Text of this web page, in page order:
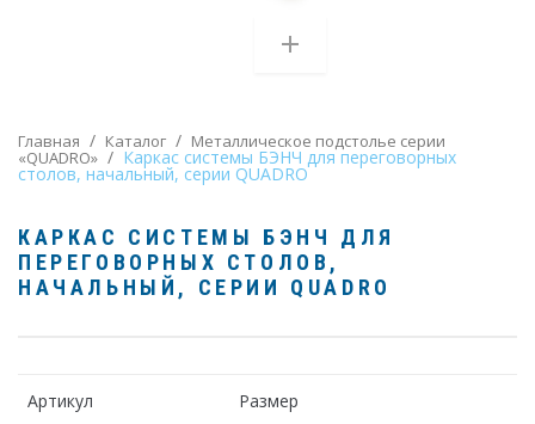
Главная / Каталог / Металлическое подстолье серии
«QUADRO» / Каркас системы БЭНЧ для переговорных
столов, начальный, серии QUADRO
КАРКАС СИСТЕМЫ БЭНЧ ДЛЯ
ПЕРЕГОВОРНЫХ СТОЛОВ,
НАЧАЛЬНЫЙ, СЕРИИ QUADRO
Артикул Размер